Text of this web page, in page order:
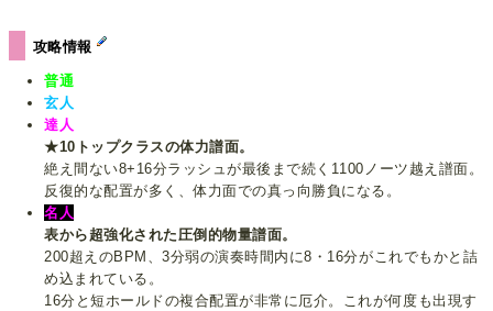
攻略情報
普通
玄人
達人
★10トップクラスの体力譜面。
絶え間ない8+16分ラッシュが最後まで続く1100ノーツ越え譜面。
反復的な配置が多く、体力面での真っ向勝負になる。
名人
表から超強化された圧倒的物量譜面。
200超えのBPM、3分弱の演奏時間内に8・16分がこれでもかと詰
め込まれている。
16分と短ホールドの複合配置が非常に厄介。これが何度も出現す